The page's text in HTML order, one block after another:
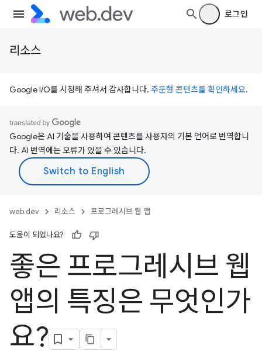
로그인
리소스
Google I/O를 시청해 주셔서 감사합니다. 주문형 콘텐츠를 확인하세요.
Google은 AI 기술을 사용하여 콘텐츠를 사용자의 기본 언어로 번역합니
다. AI 번역에는 오류가 있을 수 있습니다.
web.dev 리소스 프로그레시브 웹 앱
도움이 되었나요?
좋은 프로그레시브 웹
앱의 특징은 무엇인가
요?